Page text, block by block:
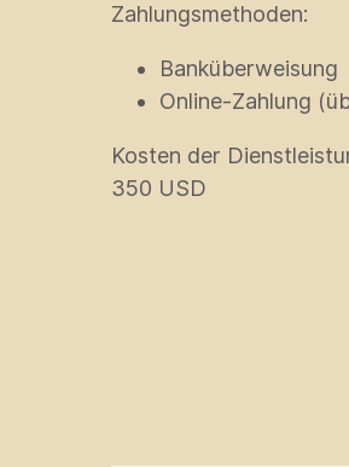
Zahlungsmethoden:
Banküberweisung
Online-Zahlung
Kosten der
350 USD